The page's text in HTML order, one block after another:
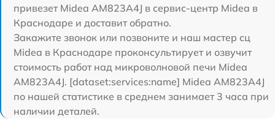
привезет Midea AM823A4J в сервис-центр Midea в
Краснодаре и доставит обратно.
Закажите звонок или позвоните и наш мастер сц
Midea в Краснодаре проконсультирует и озвучит
стоимость работ над микроволновой печи Midea
AM823A4J. [dataset:services:name] Midea AM823A4J
по нашей статистике в среднем занимает 3 часа при
наличии деталей.